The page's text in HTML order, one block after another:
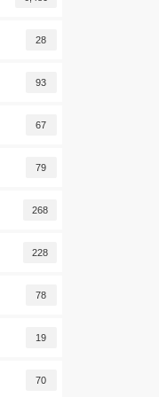
28
93
67
79
268
228
78
19
70